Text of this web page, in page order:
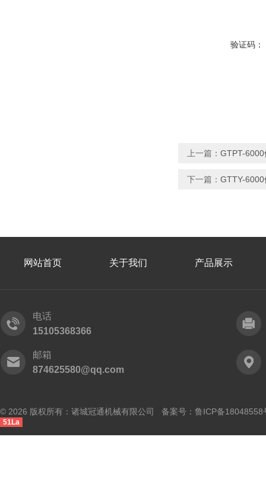
验证码：
上一篇： GTPT-
下一篇： GTTY-
网站首页 关于我们 产品展示
电话
15105368366
邮箱
874625580@qq.com
© 2026 版权所有：诸城冠通机械有限公司 备案号： 鲁ICP备18048558
51La